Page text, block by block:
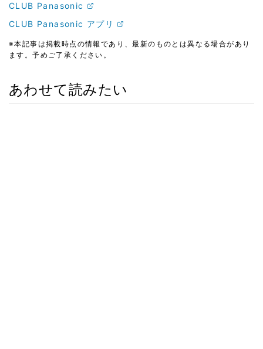
CLUB Panasonic
CLUB Panasonic アプリ
※本記事は掲載時点の情報であり、最新のものとは異なる場合があり
ます。予めご了承ください。
あわせて読みたい